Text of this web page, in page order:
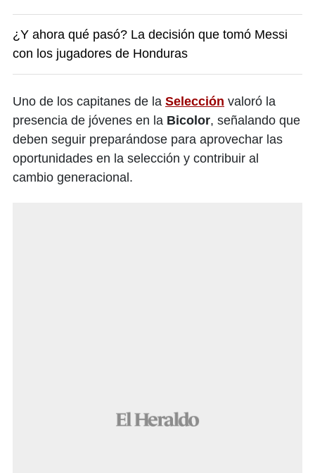
¿Y ahora qué pasó? La decisión que tomó Messi
con los jugadores de Honduras
Uno de los capitanes de la Selección valoró la
presencia de jóvenes en la Bicolor, señalando que
deben seguir preparándose para aprovechar las
oportunidades en la selección y contribuir al
cambio generacional.